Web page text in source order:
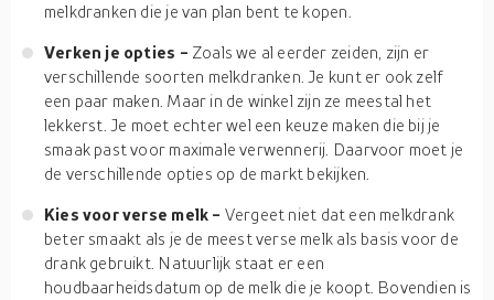
melkdranken die je van plan bent te kopen.
Verken je opties - Zoals we al eerder zeiden, zijn er
verschillende soorten melkdranken. Je kunt er ook zelf
een paar maken. Maar in de winkel zijn ze meestal het
lekkerst. Je moet echter wel een keuze maken die bij je
smaak past voor maximale verwennerij. Daarvoor moet je
de verschillende opties op de markt bekijken.
Kies voor verse melk - Vergeet niet dat een melkdrank
beter smaakt als je de meest verse melk als basis voor de
drank gebruikt. Natuurlijk staat er een
houdbaarheidsdatum op de melk die je koopt. Bovendien is